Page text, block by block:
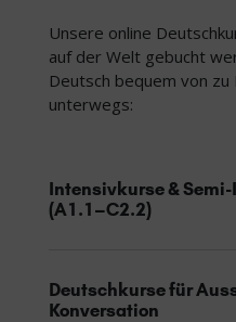
Unsere online
auf der Welt gebucht
Deutsch bequem von
unterwegs:
Intensivkurse &
(A1.1–C2.2)
Deutschkurse für
Konversation